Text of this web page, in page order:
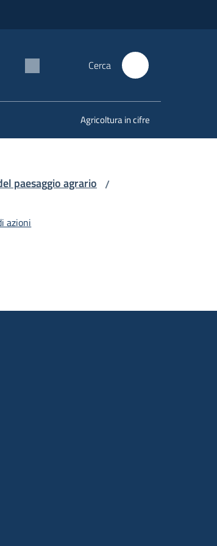
Cerca
Agricoltura in cifre
paesaggio agrario /
azioni